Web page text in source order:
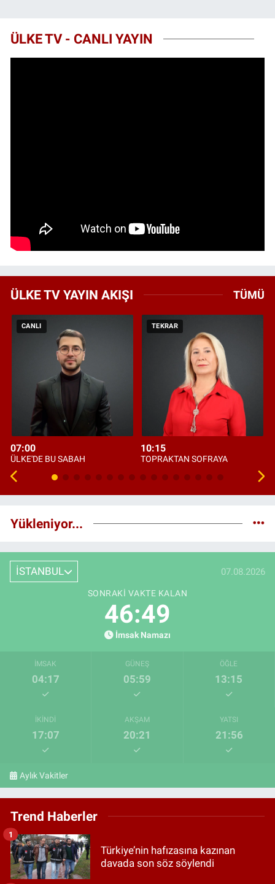
ÜLKE TV - CANLI YAYIN
ÜLKE TV YAYIN AKIŞI TÜMÜ
CANLI
07:00
ÜLKE'DE BU SABAH
TEKRAR
10:15
TOPRAKTAN SOFRAYA
Yükleniyor...
İSTANBUL 07.08.2026
SONRAKI VAKTE KALAN
46:47
İmsak Namazı
İMSAK
04:17
GÜNEŞ
05:59
ÖĞLE
13:15
İKINDI
17:07
AKŞAM
20:21
YATSI
21:56
Aylık Vakitler
Trend Haberler
Türkiye’nin hafızasına kazınan
davada son söz söylendi
1